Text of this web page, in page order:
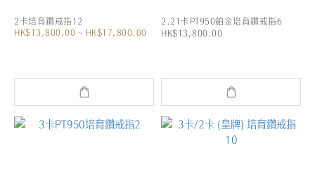
2卡培育鑽戒指12
HK$13,800.00 ~ HK$17,800.00
2.21卡PT950鉑金培育鑽戒指6
HK$13,800.00